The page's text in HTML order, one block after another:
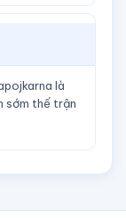
là
sớm thế trận